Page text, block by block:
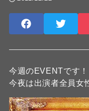
今週のEVENTです！
今夜は出演者全員女